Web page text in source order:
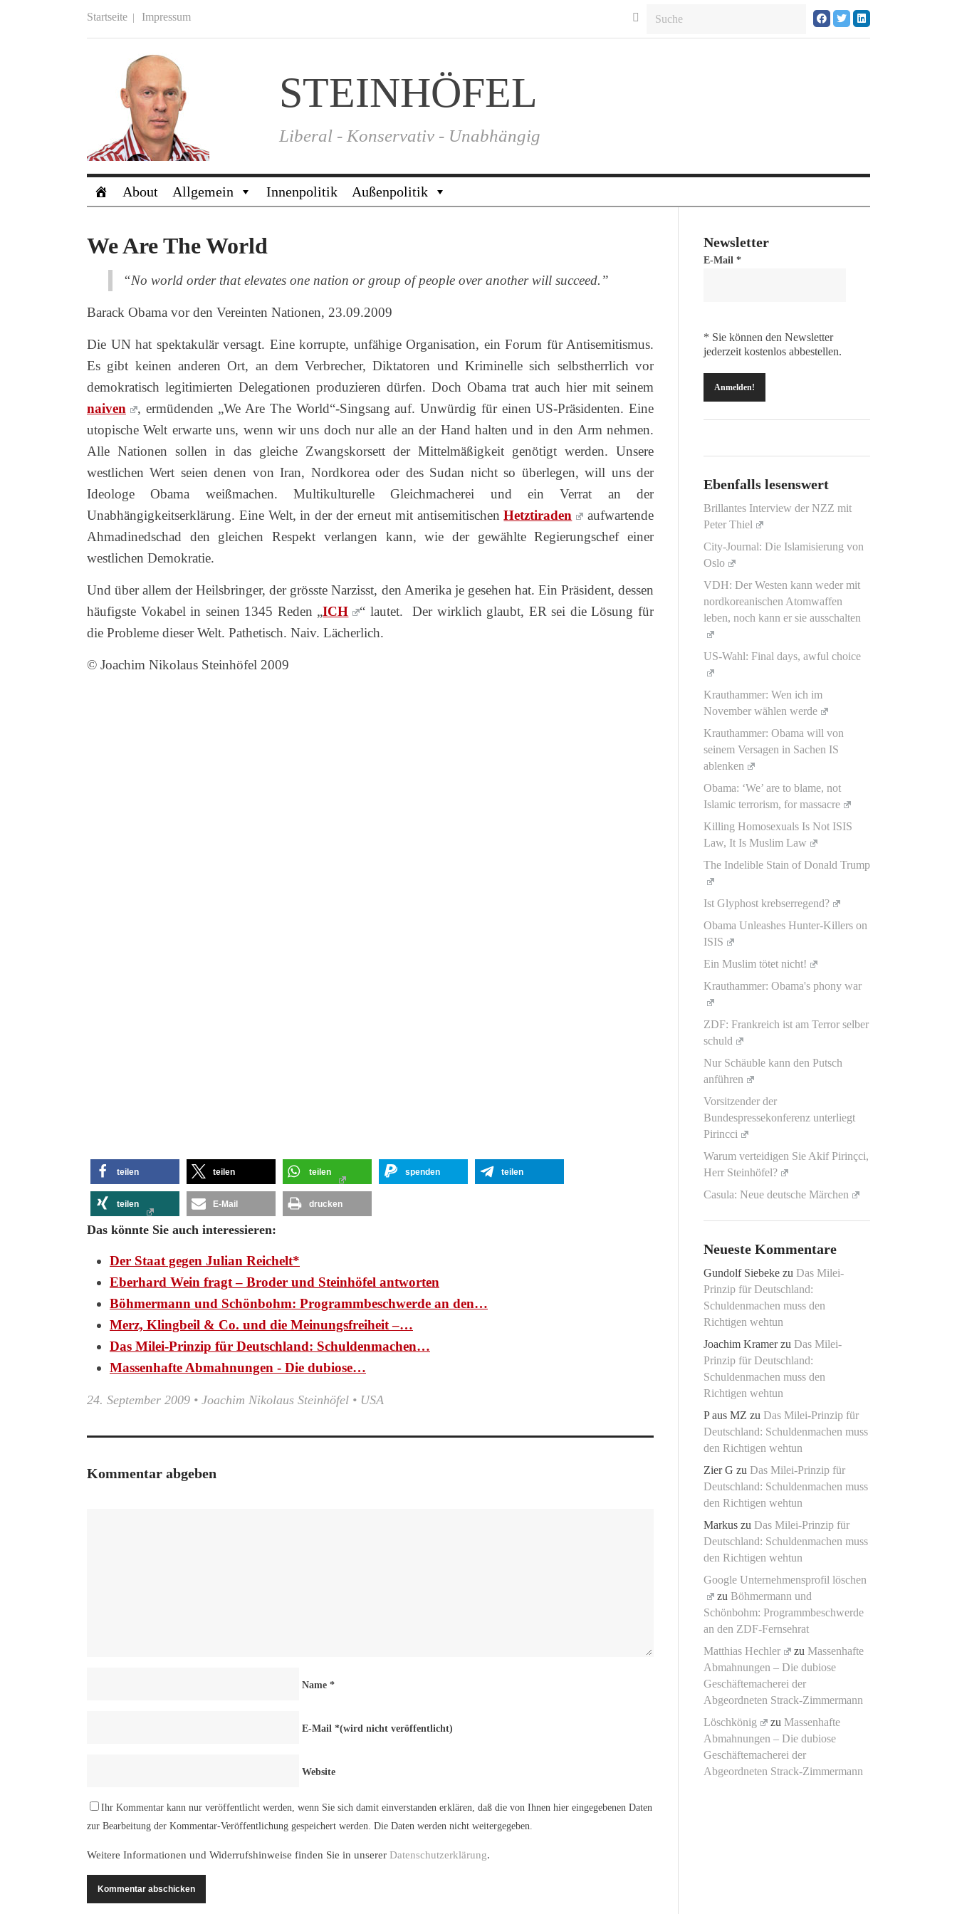
Startseite Impressum
STEINHÖFEL
Liberal - Konservativ - Unabhängig
About Allgemein Innenpolitik Außenpolitik
We Are The World
“No world order that elevates one nation or group of people over another will succeed.”
Barack Obama vor den Vereinten Nationen, 23.09.2009
Die UN hat spektakulär versagt. Eine korrupte, unfähige Organisation, ein Forum für Antisemitismus.
Es gibt keinen anderen Ort, an dem Verbrecher, Diktatoren und Kriminelle sich selbstherrlich vor
demokratisch legitimierten Delegationen produzieren dürfen. Doch Obama trat auch hier mit seinem
naiven
, ermüdenden „We Are The World“-Singsang auf.Unwürdig für einen US-Präsidenten. Eine
utopische Welt erwarte uns, wenn wir uns doch nur alle an der Hand halten und in den Arm nehmen.
Alle Nationen sollen in das gleiche Zwangskorsett der Mittelmäßigkeit genötigt werden. Unsere
westlichen Wert seien denen von Iran, Nordkorea oder des Sudan nicht so überlegen, will uns der
Ideologe Obama weißmachen. Multikulturelle Gleichmacherei und ein Verrat an der
Unabhängigkeitserklärung. Eine Welt, in der der erneut mit antisemitischenHetztiraden
aufwartende
Ahmadinedschad den gleichen Respekt verlangen kann, wie der gewählte Regierungschef einer
westlichen Demokratie.
Und über allem der Heilsbringer, der grösste Narzisst, den Amerika je gesehen hat. Ein Präsident, dessen
häufigste Vokabel in seinen 1345 Reden „ICH
“ lautet. Der wirklich glaubt, ER sei die Lösung für
die Probleme dieser Welt. Pathetisch. Naiv. Lächerlich.
© Joachim Nikolaus Steinhöfel 2009
teilen teilen teilen spenden teilen
teilen E-Mail drucken
Das könnte Sie auch interessieren:
Der Staat gegen Julian Reichelt*
Eberhard Wein fragt – Broder und Steinhöfel antworten
Böhmermann und Schönbohm: Programmbeschwerde an den…
Merz, Klingbeil & Co. und die Meinungsfreiheit –…
Das Milei-Prinzip für Deutschland: Schuldenmachen…
Massenhafte Abmahnungen - Die dubiose…
24. September 2009 • Joachim Nikolaus Steinhöfel • USA
Kommentar abgeben
Name *
E-Mail *(wird nicht veröffentlicht)
Website
Ihr Kommentar kann nur veröffentlicht werden, wenn Sie sich damit einverstanden erklären, daß die von Ihnen hier eingegebenen Daten
zur Bearbeitung der Kommentar-Veröffentlichung gespeichert werden. Die Daten werden nicht weitergegeben.
Weitere Informationen und Widerrufshinweise finden Sie in unserer Datenschutzerklärung.
Newsletter
E-Mail *
* Sie können den Newsletter
jederzeit kostenlos abbestellen.
Ebenfalls lesenswert
Brillantes Interview der NZZ mit
Peter Thiel
City-Journal: Die Islamisierung von
Oslo
VDH: Der Westen kann weder mit
nordkoreanischen Atomwaffen
leben, noch kann er sie ausschalten
US-Wahl: Final days, awful choice
Krauthammer: Wen ich im
November wählen werde
Krauthammer: Obama will von
seinem Versagen in Sachen IS
ablenken
Obama: ‘We’ are to blame, not
Islamic terrorism, for massacre
Killing Homosexuals Is Not ISIS
Law, It Is Muslim Law
The Indelible Stain of Donald Trump
Ist Glyphost krebserregend?
Obama Unleashes Hunter-Killers on
ISIS
Ein Muslim tötet nicht!
Krauthammer: Obama's phony war
ZDF: Frankreich ist am Terror selber
schuld
Nur Schäuble kann den Putsch
anführen
Vorsitzender der
Bundespressekonferenz unterliegt
Pirincci
Warum verteidigen Sie Akif Pirinçci,
Herr Steinhöfel?
Casula: Neue deutsche Märchen
Neueste Kommentare
Gundolf Siebeke zu Das Milei-
Prinzip für Deutschland:
Schuldenmachen muss den
Richtigen wehtun
Joachim Kramerzu Das Milei-
Prinzip für Deutschland:
Schuldenmachen muss den
Richtigen wehtun
P aus MZ zu Das Milei-Prinzip für
Deutschland: Schuldenmachen muss
den Richtigen wehtun
Zier G zu Das Milei-Prinzip für
Deutschland: Schuldenmachen muss
den Richtigen wehtun
Markus zu Das Milei-Prinzip für
Deutschland: Schuldenmachen muss
den Richtigen wehtun
Google Unternehmensprofil löschen
zu Böhmermann und
Schönbohm: Programmbeschwerde
an den ZDF-Fernsehrat
Matthias Hechler
zu Massenhafte
Abmahnungen – Die dubiose
Geschäftemacherei der
Abgeordneten Strack-Zimmermann
Löschkönig
zu Massenhafte
Abmahnungen – Die dubiose
Geschäftemacherei der
Abgeordneten Strack-Zimmermann